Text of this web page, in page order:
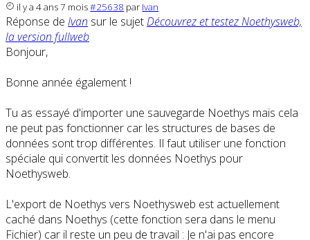
il y a 4 ans 7 mois#25638 par Ivan
Réponse de Ivan sur le sujetDécouvrez et testez Noethysweb,
la version fullweb
Bonjour,
Bonne année également !
Tu as essayé d'importer une sauvegarde Noethys mais cela
ne peut pas fonctionner car les structures de bases de
données sont trop différentes. Il faut utiliser une fonction
spéciale qui convertit les données Noethys pour
Noethysweb.
L'export de Noethys vers Noethysweb est actuellement
caché dans Noethys (cette fonction sera dans le menu
Fichier) car il reste un peu de travail : Je n'ai pas encore